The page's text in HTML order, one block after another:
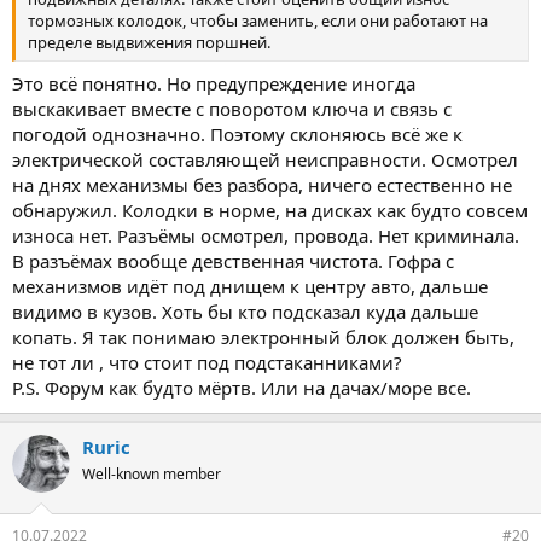
тормозных колодок, чтобы заменить, если они работают на
пределе выдвижения поршней.
Это всё понятно. Но предупреждение иногда
выскакивает вместе с поворотом ключа и связь с
погодой однозначно. Поэтому склоняюсь всё же к
электрической составляющей неисправности. Осмотрел
на днях механизмы без разбора, ничего естественно не
обнаружил. Колодки в норме, на дисках как будто совсем
износа нет. Разъёмы осмотрел, провода. Нет криминала.
В разъёмах вообще девственная чистота. Гофра с
механизмов идёт под днищем к центру авто, дальше
видимо в кузов. Хоть бы кто подсказал куда дальше
копать. Я так понимаю электронный блок должен быть,
не тот ли , что стоит под подстаканниками?
P.S. Форум как будто мёртв. Или на дачах/море все.
Ruric
Well-known member
10.07.2022 #20